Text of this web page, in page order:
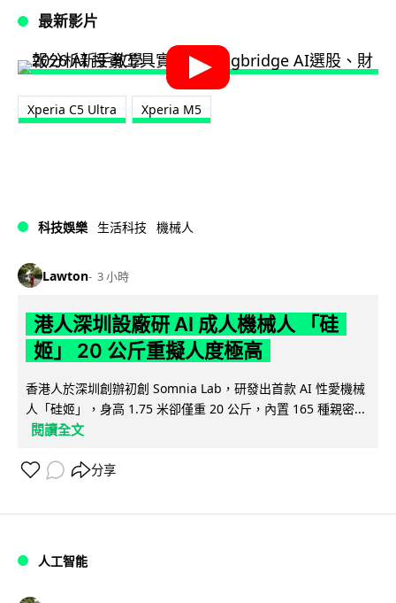
最新影片
Xperia C5 Ultra Xperia M5
科技娛樂 生活科技 機械人
Lawton 3 小時
港人深圳設廠研 AI 成人機械人 「硅
姬」 20 公斤重擬人度極高
香港人於深圳創辦初創 Somnia Lab，研發出首款 AI 性愛機械
人「硅姬」，身高 1.75 米卻僅重 20 公斤，內置 165 種親密...
閱讀全文
分享
人工智能